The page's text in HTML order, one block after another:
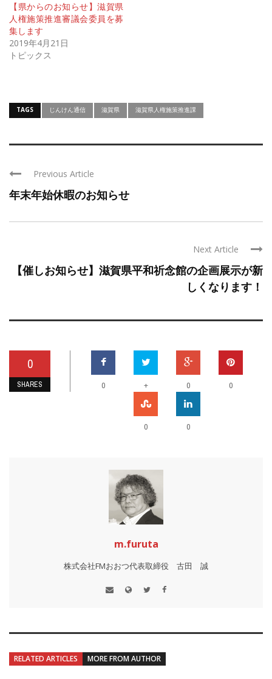
【県からのお知らせ】滋賀県
人権施策推進審議会委員を募
集します
2019年4月21日
トピックス
TAGS じんけん通信 滋賀県 滋賀県人権施策推進課
Previous Article
年末年始休暇のお知らせ
Next Article
【催しお知らせ】滋賀県平和祈念館の企画展示が新
しくなります！
0
SHARES 0 + 0 0
0 0
m.furuta
株式会社FMおおつ代表取締役 古田 誠
RELATED ARTICLES MORE FROM AUTHOR